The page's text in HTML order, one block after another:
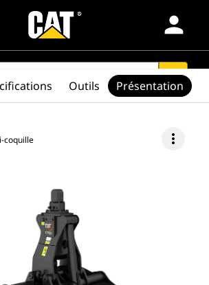
person
search
coquille more_vert
Outils Présentation